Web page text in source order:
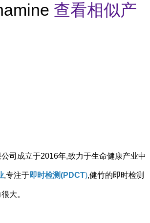
查看相似产
司成立于2016年,致力于生命健康产业中
,专注于即时检测(PDCT),健竹的即时检测
大。